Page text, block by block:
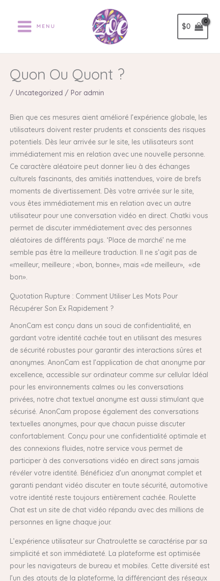
contenido
MENU $0
Quon Ou Quont ?
/ Uncategorized / Por admin
Bien que ces mesures aient amélioré l’expérience globale, les
utilisateurs doivent rester prudents et conscients des risques
potentiels. Dès leur arrivée sur le site, les utilisateurs sont
immédiatement mis en relation avec une nouvelle personne.
Ce caractère aléatoire peut donner lieu à des échanges
culturels fascinants, des amitiés inattendues, voire de brefs
moments de divertissement. Dès votre arrivée sur le site,
vous êtes immédiatement mis en relation avec un autre
utilisateur pour une conversation vidéo en direct. Chatki vous
permet de discuter immédiatement avec des personnes
aléatoires de différents pays. ‘Place de marché’ ne me
semble pas être la meilleure traduction. Il ne s’agit pas de
«meilleur, meilleure ; «bon, bonne», mais «de meilleur», «de
bon».
Quotation Rupture : Comment Utiliser Les Mots Pour
Récupérer Son Ex Rapidement ?
AnonCam est conçu dans un souci de confidentialité, en
gardant votre identité cachée tout en utilisant des mesures
de sécurité robustes pour garantir des interactions sûres et
anonymes. AnonCam est l’application de chat anonyme par
excellence, accessible sur ordinateur comme sur cellular. Idéal
pour les environnements calmes ou les conversations
privées, notre chat textuel anonyme est aussi stimulant que
sécurisé. AnonCam propose également des conversations
textuelles anonymes, pour que chacun puisse discuter
confortablement. Conçu pour une confidentialité optimale et
des connexions fluides, notre service vous permet de
participer à des conversations vidéo en direct sans jamais
révéler votre identité. Bénéficiez d’un anonymat complet et
garanti pendant vidéo discuter en toute sécurité, automotive
votre identité reste toujours entièrement cachée. Roulette
Chat est un site de chat vidéo répandu avec des millions de
personnes en ligne chaque jour.
L’expérience utilisateur sur Chatroulette se caractérise par sa
simplicité et son immédiateté. La plateforme est optimisée
pour les navigateurs de bureau et mobiles. Cette diversité est
l’un des atouts de la plateforme, la différenciant des réseaux